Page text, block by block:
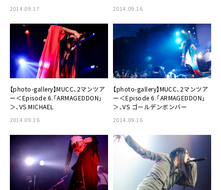
2014.09.17 2014.09.16
【photo-gallery】MUCC、2マンツア
ー＜Episode 6.「ARMAGEDDON」
＞、VS MICHAEL
2014.09.16
【photo-gallery】MUCC、2マンツア
ー＜Episode 6.「ARMAGEDDON」
＞、VS ゴールデンボンバー
2014.09.16